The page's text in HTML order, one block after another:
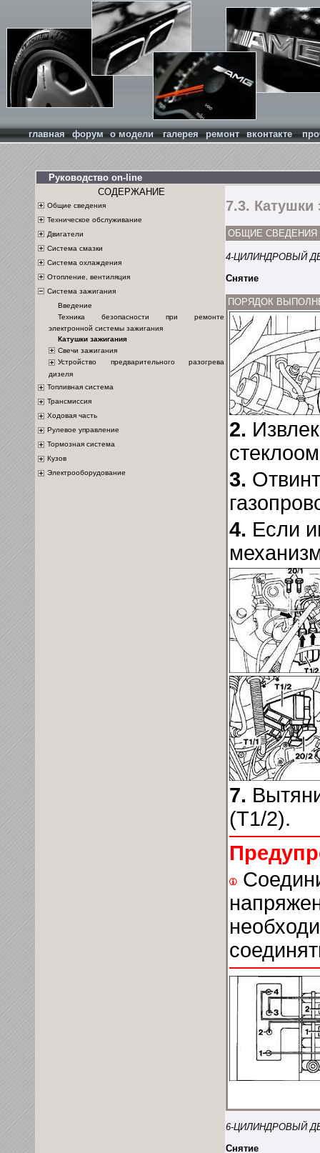
главная форум о модели галерея ремонт вконтакте
Руководство on-line
СОДЕРЖАНИЕ
Общие сведения
Техническое обслуживание
Двигатели
Система смазки
Система охлаждения
Отопление, вентиляция
Система зажигания
Введение
Техника безопасности при ремонте
электронной системы зажигания
Катушки зажигания
Свечи зажигания
Устройство предварительного разогрева
дизеля
Топливная система
Трансмиссия
Ходовая часть
Рулевое управление
Тормозная система
Кузов
Электрооборудование
7.3. Катушки
ОБЩИЕ СВЕДЕНИЯ
4-ЦИЛИНДРОВЫЙ
Снятие
ПОРЯДОК
2.
3.
4. Если
7.
(Т1/2).
6-ЦИЛИНДРОВЫЙ
Снятие